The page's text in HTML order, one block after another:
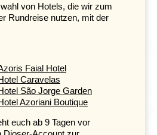
Kraterseen auf
Lagoa das Furnas
Ausflug Sete Cidades
- Frankfurt
von Hotels, die wir zum
Rundreise nutzen, mit der
Faial Hotel
Caravelas
São Jorge Garden
Azoriani Boutique
euch ab 9 Tagen vor